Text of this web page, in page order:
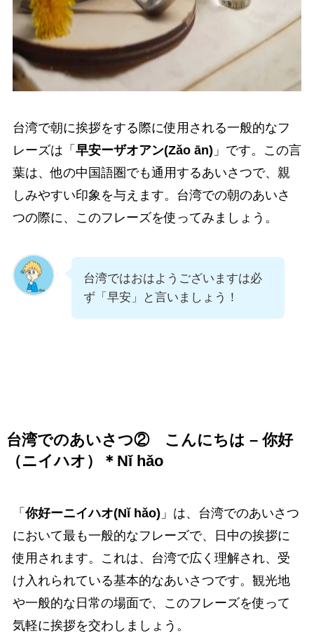
台湾で朝に挨拶をする際に使用される一般的なフ
レーズは「 早安ーザオアン(Zǎo ān) 」です。この言
葉は、他の中国語圏でも通用するあいさつで、親
しみやすい印象を与えます。台湾での朝のあいさ
つの際に、このフレーズを使ってみましょう。
台湾ではおはようございますは必
ず「早安」と言いましょう！
台湾でのあいさつ② こんにちは – 你好
（ニイハオ）＊Nǐ hǎo
「你好ーニイハオ(Nǐ hǎo) 」は、台湾でのあいさつ
において最も一般的なフレーズで、日中の挨拶に
使用されます。これは、台湾で広く理解され、受
け入れられている基本的なあいさつです。観光地
や一般的な日常の場面で、このフレーズを使って
気軽に挨拶を交わしましょう。